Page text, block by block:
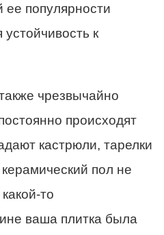
ее популярности
к
чрезвычайно
происходят
кастрюли, тарелки
пол не
то
ваша плитка была